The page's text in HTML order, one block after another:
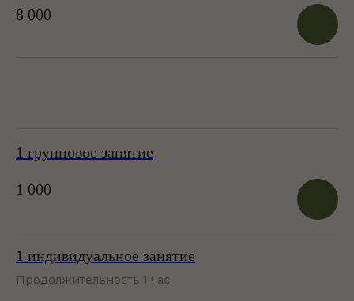
8 000
1 групповое занятие
1 000
1 индивидуальное занятие
Продолжительность 1 час